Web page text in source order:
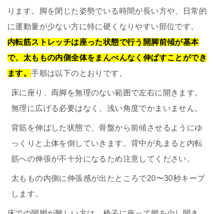
ります。脚を閉じた姿勢でいる時間が長い方や、日常的
に運動量が少ない方に特に硬くなりやすい部位です。
内転筋ストレッチは座った状態で行う開脚前傾が基本
で、太ももの内側全体をまんべんなく伸ばすことができ
ます。手順は以下のとおりです。
床に座り、両脚を無理のない範囲で左右に開きます。
無理に広げる必要はなく、浅い角度でかまいません。
背筋を伸ばした状態で、骨盤から前傾させるようにゆ
っくりと上体を倒していきます。背中が丸まると内転
筋への伸張が不十分になるため注意してください。
太ももの内側に伸張感が出たところで20〜30秒キープ
します。